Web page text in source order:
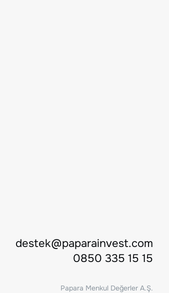
destek@paparainvest.com
0850 335 15 15
Papara Menkul Değerler A.Ş.